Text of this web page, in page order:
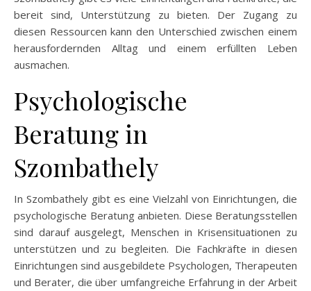
bereit sind, Unterstützung zu bieten. Der Zugang zu
diesen Ressourcen kann den Unterschied zwischen einem
herausfordernden Alltag und einem erfüllten Leben
ausmachen.
Psychologische
Beratung in
Szombathely
In Szombathely gibt es eine Vielzahl von Einrichtungen, die
psychologische Beratung anbieten. Diese Beratungsstellen
sind darauf ausgelegt, Menschen in Krisensituationen zu
unterstützen und zu begleiten. Die Fachkräfte in diesen
Einrichtungen sind ausgebildete Psychologen, Therapeuten
und Berater, die über umfangreiche Erfahrung in der Arbeit